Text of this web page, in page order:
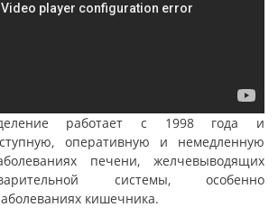
работает с 1998 года и
оперативную и немедленную
печени, желчевыводящих
системы, особенно
кишечника.